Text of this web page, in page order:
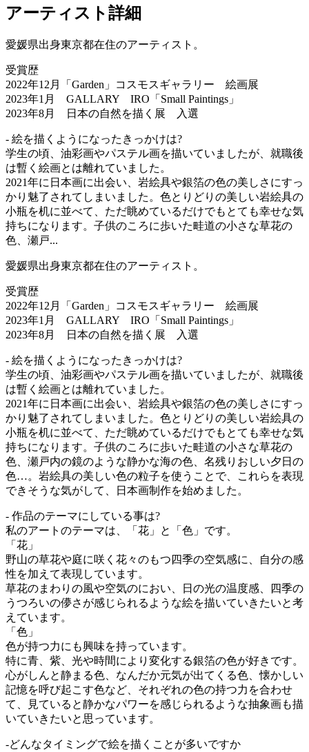
アーティスト詳細
愛媛県出身東京都在住のアーティスト。
受賞歴
2022年12月「Garden」コスモスギャラリー 絵画展
2023年1月 GALLARY IRO「Small Paintings」
2023年8月 日本の自然を描く展 入選
- 絵を描くようになったきっかけは?
学生の頃、油彩画やパステル画を描いていましたが、就職後
は暫く絵画とは離れていました。
2021年に日本画に出会い、岩絵具や銀箔の色の美しさにすっ
かり魅了されてしまいました。色とりどりの美しい岩絵具の
小瓶を机に並べて、ただ眺めているだけでもとても幸せな気
持ちになります。子供のころに歩いた畦道の小さな草花の
色、瀬戸...
愛媛県出身東京都在住のアーティスト。
受賞歴
2022年12月「Garden」コスモスギャラリー 絵画展
2023年1月 GALLARY IRO「Small Paintings」
2023年8月 日本の自然を描く展 入選
- 絵を描くようになったきっかけは?
学生の頃、油彩画やパステル画を描いていましたが、就職後
は暫く絵画とは離れていました。
2021年に日本画に出会い、岩絵具や銀箔の色の美しさにすっ
かり魅了されてしまいました。色とりどりの美しい岩絵具の
小瓶を机に並べて、ただ眺めているだけでもとても幸せな気
持ちになります。子供のころに歩いた畦道の小さな草花の
色、瀬戸内の鏡のような静かな海の色、名残りおしい夕日の
色…。岩絵具の美しい色の粒子を使うことで、これらを表現
できそうな気がして、日本画制作を始めました。
- 作品のテーマにしている事は?
私のアートのテーマは、「花」と「色」です。
「花」
野山の草花や庭に咲く花々のもつ四季の空気感に、自分の感
性を加えて表現しています。
草花のまわりの風や空気のにおい、日の光の温度感、四季の
うつろいの儚さが感じられるような絵を描いていきたいと考
えています。
「色」
色が持つ力にも興味を持っています。
特に青、紫、光や時間により変化する銀箔の色が好きです。
心がしんと静まる色、なんだか元気が出てくる色、懐かしい
記憶を呼び起こす色など、それぞれの色の持つ力を合わせ
て、見ていると静かなパワーを感じられるような抽象画も描
いていきたいと思っています。
-どんなタイミングで絵を描くことが多いですか